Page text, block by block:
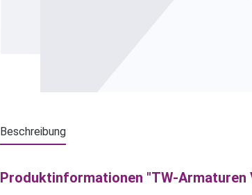
Beschreibung
Produktinformationen "TW-Armaturen